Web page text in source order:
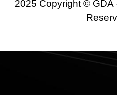
2025 Copyright © GDA